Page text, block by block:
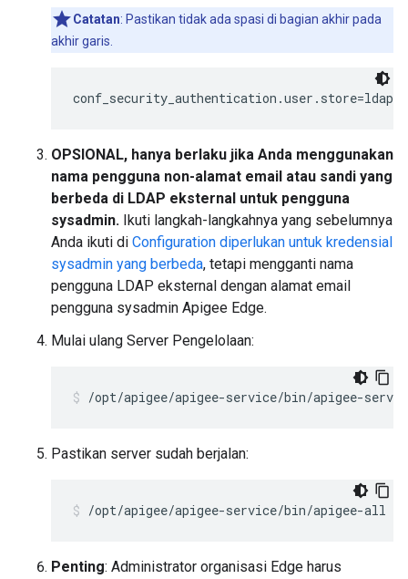
Catatan: Pastikan tidak ada spasi di bagian akhir pada
akhir garis.
conf_security_authentication.user.store=ldap
OPSIONAL, hanya berlaku jika Anda menggunakan
nama pengguna non-alamat email atau sandi yang
berbeda di LDAP eksternal untuk pengguna
sysadmin. Ikuti langkah-langkahnya yang sebelumnya
Anda ikuti di Configuration diperlukan untuk kredensial
sysadmin yang berbeda, tetapi mengganti nama
pengguna LDAP eksternal dengan alamat email
pengguna sysadmin Apigee Edge.
Mulai ulang Server Pengelolaan:
/opt/apigee/apigee-service/bin/apigee-
Pastikan server sudah berjalan:
/opt/apigee/apigee-service/bin/apigee-all
Penting: Administrator organisasi Edge harus